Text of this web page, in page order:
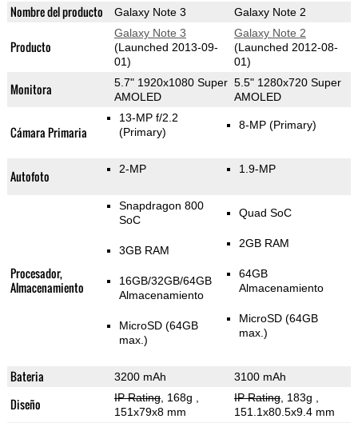
Nombre del producto Galaxy Note 3 Galaxy Note 2
Producto
Galaxy Note 3
(Launched 2013-09-
01)
Galaxy Note 2
(Launched 2012-08-
01)
Monitora
5.7" 1920x1080 Super
AMOLED
5.5" 1280x720 Super
AMOLED
Cámara Primaria
13-MP f/2.2
(Primary)
8-MP (Primary)
Autofoto 2-MP 1.9-MP
Procesador,
Almacenamiento
Snapdragon 800
SoC
3GB RAM
16GB/32GB/64GB
Almacenamiento
MicroSD (64GB
max.)
Quad SoC
2GB RAM
64GB
Almacenamiento
MicroSD (64GB
max.)
Bateria 3200 mAh 3100 mAh
Diseño IP Rating, 168g
151x79x8 mm
IP Rating, 183g
151.1x80.5x9.4 mm